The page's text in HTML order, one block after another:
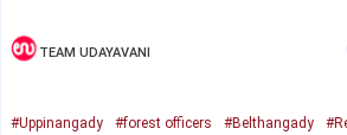
TEAM UDAYAVANI
#Uppinangady #forest officers #Belthangady